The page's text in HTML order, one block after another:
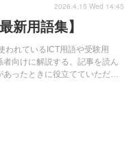
新用語集】
れているICT用語や受験用
向けに解説する。記事を読ん
ったときに役立てていただき
2026.4.15 Wed 14:45